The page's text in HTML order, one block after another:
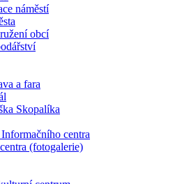
náměstí
obcí
a fara
Skopalíka
centra
(fotogalerie)